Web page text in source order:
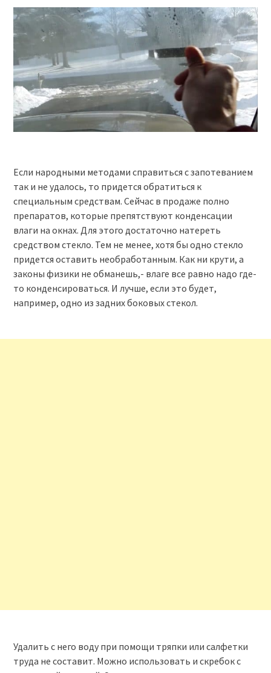
Если народными методами справиться с запотеванием
так и не удалось, то придется обратиться к
специальным средствам. Сейчас в продаже полно
препаратов, которые препятствуют конденсации
влаги на окнах. Для этого достаточно натереть
средством стекло. Тем не менее, хотя бы одно стекло
придется оставить необработанным. Как ни крути, а
законы физики не обманешь,- влаге все равно надо где-
то конденсироваться. И лучше, если это будет,
например, одно из задних боковых стекол.
Удалить с него воду при помощи тряпки или салфетки
труда не составит. Можно использовать и скребок с